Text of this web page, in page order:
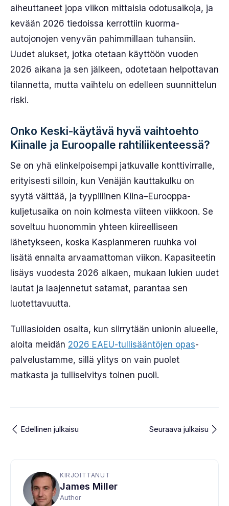
aiheuttaneet jopa viikon mittaisia odotusaikoja, ja
kevään 2026 tiedoissa kerrottiin kuorma-
autojonojen venyvän pahimmillaan tuhansiin.
Uudet alukset, jotka otetaan käyttöön vuoden
2026 aikana ja sen jälkeen, odotetaan helpottavan
tilannetta, mutta vaihtelu on edelleen suunnittelun
riski.
Onko Keski-käytävä hyvä vaihtoehto
Kiinalle ja Euroopalle rahtiliikenteessä?
Se on yhä elinkelpoisempi jatkuvalle konttivirralle,
erityisesti silloin, kun Venäjän kauttakulku on
syytä välttää, ja tyypillinen Kiina–Eurooppa-
kuljetusaika on noin kolmesta viiteen viikkoon. Se
soveltuu huonommin yhteen kiireelliseen
lähetykseen, koska Kaspianmeren ruuhka voi
lisätä ennalta arvaamattoman viikon. Kapasiteetin
lisäys vuodesta 2026 alkaen, mukaan lukien uudet
lautat ja laajennetut satamat, parantaa sen
luotettavuutta.
Tulliasioiden osalta, kun siirrytään unionin alueelle,
aloita meidän 2026 EAEU-tullisääntöjen opas-
palvelustamme, sillä ylitys on vain puolet
matkasta ja tulliselvitys toinen puoli.
Edellinen julkaisu Seuraava julkaisu
KIRJOITTANUT
James Miller
Author